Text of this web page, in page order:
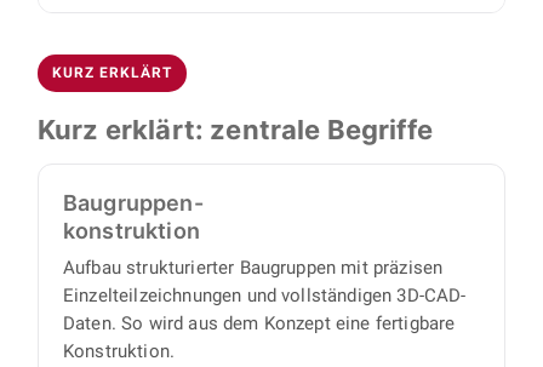
mit minimalem Abstimmungs- und
Unterlagen, mit denen sich Einzelteile und
Baugruppen beschaffen oder fertigen lassen.
wie Vakuumtechnik, Lasertechnik,
Reinraumanwendungen und
Tieftemperatur-/Kryotechnik. Darüber hinaus
konstruieren wir für Sondermaschinenbau,
Handhabungstechnik.
KURZ ERKLÄRT
Kurz erklärt: zentrale Begriffe
Baugruppen-
konstruktion
Aufbau strukturierter Baugruppen mit präzisen
Einzelteilzeichnungen und vollständigen 3D-CAD-
Daten. So wird aus dem Konzept eine fertigbare
Konstruktion.